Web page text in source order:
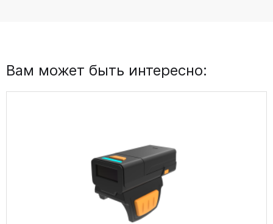
Вам может быть интересно: